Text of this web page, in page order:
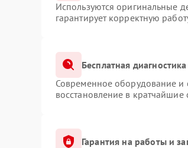
Используются оригинальные
гарантирует корректную
Бесплатная
Современное оборудование и
восстановление в
Гарантия на работы и